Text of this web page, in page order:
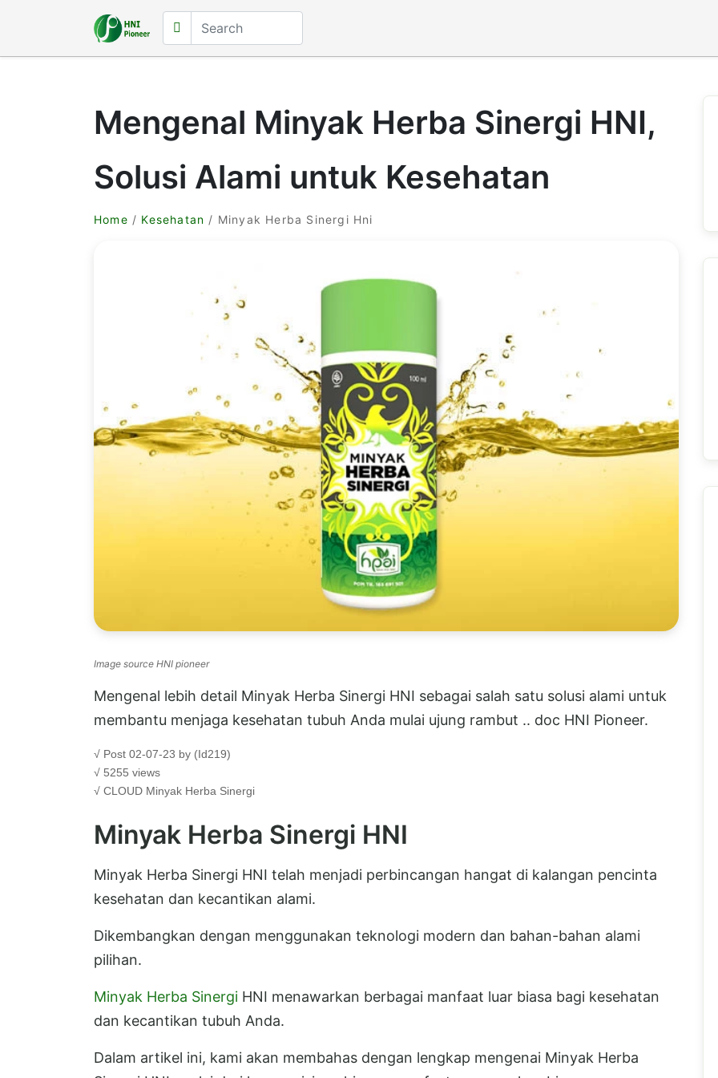
Mengenal Minyak Herba Sinergi HNI,
Solusi Alami untuk Kesehatan
Home / Kesehatan / Minyak Herba Sinergi Hni
Image source HNI pioneer
Mengenal lebih detail Minyak Herba Sinergi HNI sebagai salah satu solusi alami untuk
membantu menjaga kesehatan tubuh Anda mulai ujung rambut .. doc HNI Pioneer.
√ Post 02-07-23 by (Id219)
√ 5255 views
√ CLOUD Minyak Herba Sinergi
Minyak Herba Sinergi HNI
Minyak Herba Sinergi HNI telah menjadi perbincangan hangat di kalangan pencinta
kesehatan dan kecantikan alami.
Dikembangkan dengan menggunakan teknologi modern dan bahan-bahan alami
pilihan.
Minyak Herba Sinergi HNI menawarkan berbagai manfaat luar biasa bagi kesehatan
dan kecantikan tubuh Anda.
Dalam artikel ini, kami akan membahas dengan lengkap mengenai Minyak Herba